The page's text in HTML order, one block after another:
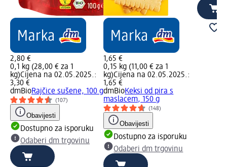
2,80 €
0,1 kg (28,00 € za 1
kg)Cijena na 02.05.2025.:
3,30 €
dmBioRajčice sušene, 100 g
(107)
Obavijesti
Dostupno za isporuku
Odaberi dm trgovinu
1,65 €
0,15 kg (11,00 € za 1
kg)Cijena na 02.05.2025.:
1,65 €
dmBioKeksi od pira s
maslacem, 150 g
(148)
Obavijesti
Dostupno za isporuku
Odaberi dm trgovinu